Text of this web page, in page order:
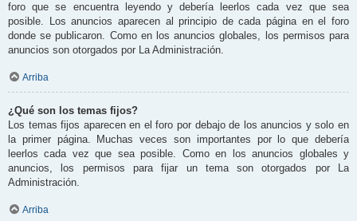
foro que se encuentra leyendo y debería leerlos cada vez que sea
posible. Los anuncios aparecen al principio de cada página en el foro
donde se publicaron. Como en los anuncios globales, los permisos para
anuncios son otorgados por La Administración.
Arriba
¿Qué son los temas fijos?
Los temas fijos aparecen en el foro por debajo de los anuncios y solo en
la primer página. Muchas veces son importantes por lo que debería
leerlos cada vez que sea posible. Como en los anuncios globales y
anuncios, los permisos para fijar un tema son otorgados por La
Administración.
Arriba